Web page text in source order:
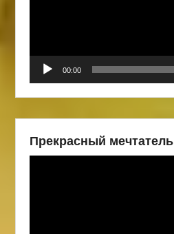
00:00
Прекрасный мечтатель